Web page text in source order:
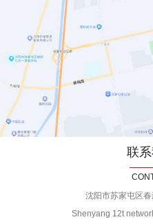
联
沈阳市苏家屯区
Shenyang 12t